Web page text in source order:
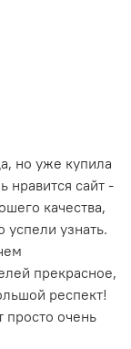
но уже купила
нравится сайт -
качества,
узнать.
прекрасное,
респект!
просто очень